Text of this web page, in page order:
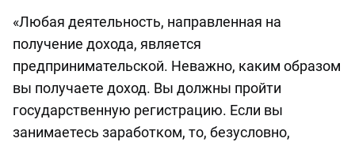
«Любая деятельность, направленная на
получение дохода, является
предпринимательской. Неважно, каким образом
вы получаете доход. Вы должны пройти
государственную регистрацию. Если вы
занимаетесь заработком, то, безусловно,